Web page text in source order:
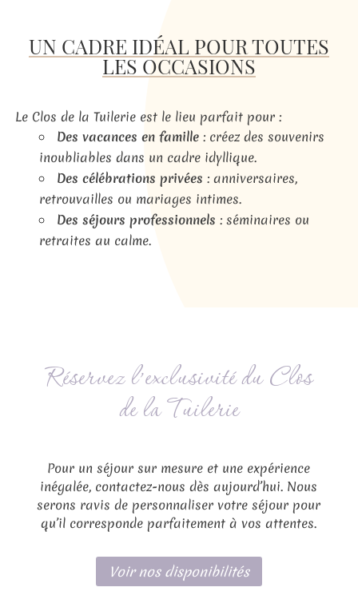
UN CADRE IDÉAL POUR TOUTES
LES OCCASIONS
Le Clos de la Tuilerie est le lieu parfait pour :
Des vacances en famille: créez des souvenirs
inoubliables dans un cadre idyllique.
Des célébrations privées : anniversaires,
retrouvailles ou mariages intimes.
Des séjours professionnels : séminaires ou
retraites au calme.
Réservez l’exclusivité du Clos
de la Tuilerie
Pour un séjour sur mesure et une expérience
inégalée, contactez-nous dès aujourd’hui. Nous
serons ravis de personnaliser votre séjour pour
qu’il corresponde parfaitement à vos attentes.
Voir nos disponibilités